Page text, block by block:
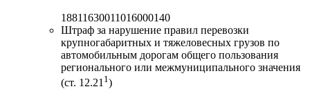
18811630011016000140
Штраф за нарушение правил перевозки
крупногабаритных и тяжеловесных грузов по
автомобильным дорогам общего пользования
регионального или межмуниципального значения
(ст. 12.211)